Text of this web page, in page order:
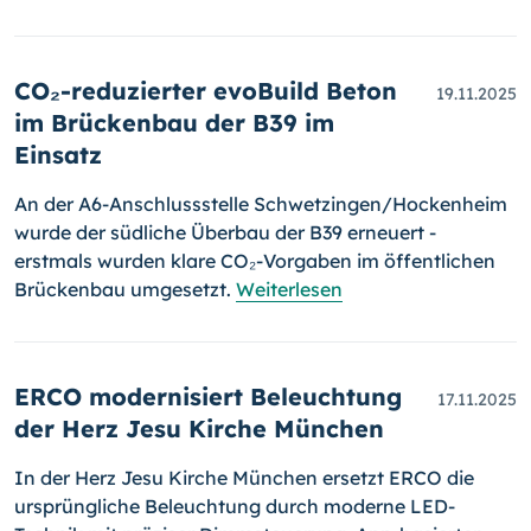
CO₂-reduzierter evoBuild Beton
im Brückenbau der B39 im
Einsatz
19.11.2025
An der A6-Anschlussstelle Schwetzingen/Hockenheim
wurde der südliche Überbau der B39 erneuert -
erstmals wurden klare CO₂-Vorgaben im öffentlichen
Brückenbau umgesetzt. Weiterlesen
ERCO modernisiert Beleuchtung
der Herz Jesu Kirche München
17.11.2025
In der Herz Jesu Kirche München ersetzt ERCO die
ursprüngliche Beleuchtung durch moderne LED-